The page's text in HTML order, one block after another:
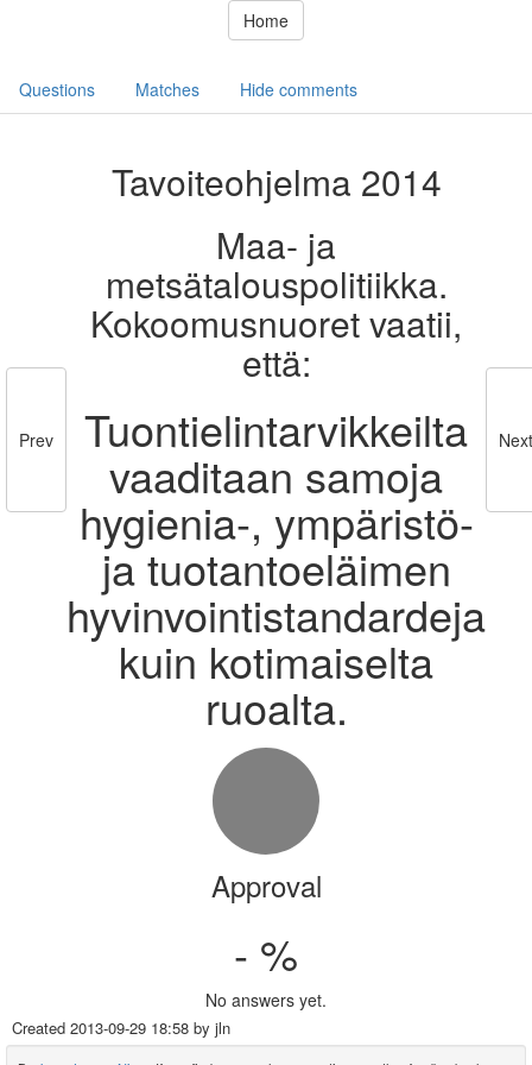
Home
Questions Matches Hide comments
Prev
Tavoiteohjelma 2014
Maa- ja
metsätalouspolitiikka.
Kokoomusnuoret vaatii,
että:
Tuontielintarvikkeilta
vaaditaan samoja
hygienia-, ympäristö-
ja tuotantoeläimen
hyvinvointistandardeja
kuin kotimaiselta
ruoalta.
Next
Approval
- %
No answers yet.
Created 2013-09-29 18:58 by jln